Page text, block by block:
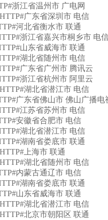
浙江省温州市 广电网
广东省深圳市 电信
河北省衡水市 联通
浙江省嘉兴市桐乡市 电
山东省威海市 联通
湖北省随州市 电信
广东省广州市 腾讯云
浙江省杭州市 阿里云
湖北省潜江市 电信
广东省佛山市 佛山广播电
江苏省苏州市 电信
安徽省合肥市 电信
湖北省潜江市 电信
湖南省娄底市 联通
上海市 联通
湖北省随州市 电信
内蒙古通辽市 电信
湖南省娄底市 联通
山东省威海市 联通
湖北省潜江市 电信
北京市朝阳区 联通